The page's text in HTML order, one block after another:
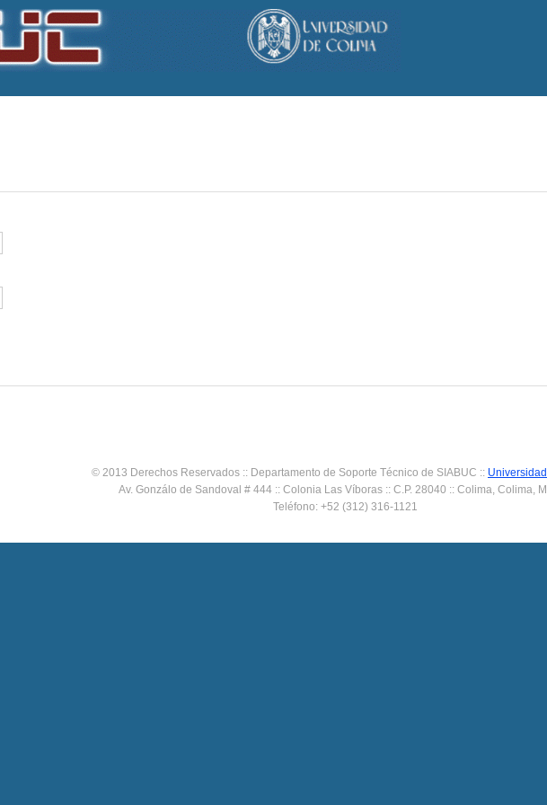
© 2013 Derechos Reservados :: Departamento de Soporte Técnico de SIABUC ::
Av. Gonzálo de Sandoval # 444 :: Colonia Las Víboras :: C.P. 28040 :: Colima, Colima,
Teléfono: +52 (312) 316-1121